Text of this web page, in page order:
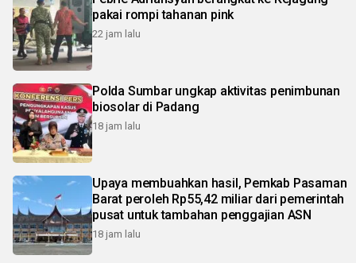
pakai rompi tahanan pink
22 jam lalu
Polda Sumbar ungkap aktivitas penimbunan
biosolar di Padang
18 jam lalu
Upaya membuahkan hasil, Pemkab Pasaman
Barat peroleh Rp55,42 miliar dari pemerintah
pusat untuk tambahan penggajian ASN
18 jam lalu